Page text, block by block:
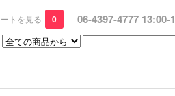
トを見る 0 06-4397-4777 13:00-